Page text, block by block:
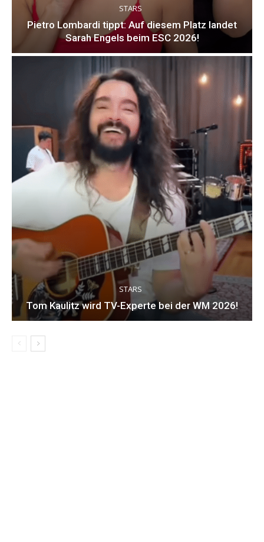
STARS
Pietro Lombardi tippt: Auf diesem Platz landet
Sarah Engels beim ESC 2026!
STARS
Tom Kaulitz wird TV-Experte bei der WM 2026!